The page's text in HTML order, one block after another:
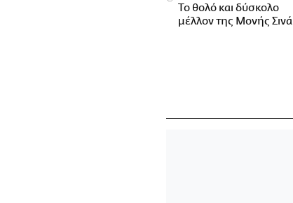
Το θολό και δύσκολο
μέλλον της Μονής Σινά